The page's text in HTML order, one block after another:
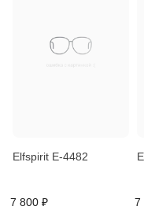
Elfspirit E-4482
7 800 ₽ 7